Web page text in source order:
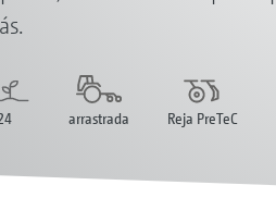
arrastrada Reja PreTeC